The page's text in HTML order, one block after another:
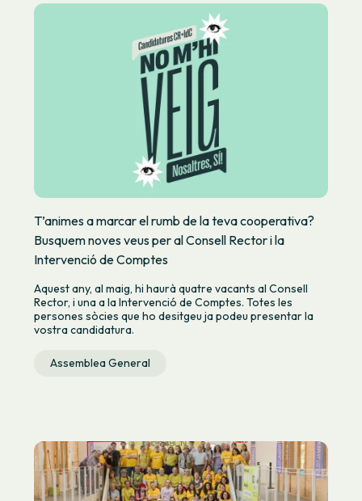
T’animes a marcar el rumb de la teva cooperativa?
Busquem noves veus per al Consell Rector i la
Intervenció de Comptes
Aquest any, al maig, hi haurà quatre vacants al Consell
Rector, i una a la Intervenció de Comptes. Totes les
persones sòcies que ho desitgeu ja podeu presentar la
vostra candidatura.
Assemblea General